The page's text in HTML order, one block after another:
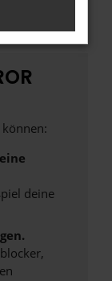
deine